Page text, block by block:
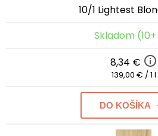
10/1 Lightest
Skladom
8,34 €
139,00 € / 1 l
DO KOŠÍKA